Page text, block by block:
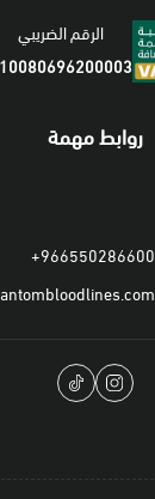
الرقم الضريبي
روابط مهمة
+966550286600